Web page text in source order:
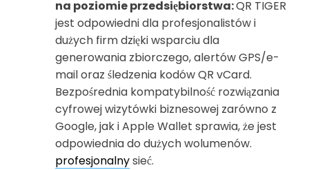
na poziomie przedsiębiorstwa:QR TIGER
jest odpowiedni dla profesjonalistów i
dużych firm dzięki wsparciu dla
generowania zbiorczego, alertów GPS/e-
mail oraz śledzenia kodów QR vCard.
Bezpośrednia kompatybilność rozwiązania
cyfrowej wizytówki biznesowej zarówno z
Google, jak i Apple Wallet sprawia, że jest
odpowiednia do dużych wolumenów.
profesjonalnysieć.